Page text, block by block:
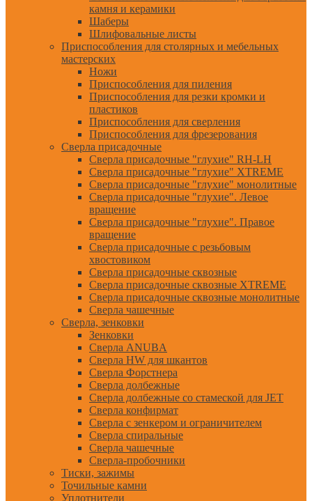
камня и керамики
Шаберы
Шлифовальные листы
Приспособления для столярных и мебельных
мастерских
Ножи
Приспособления для пиления
Приспособления для резки кромки и
пластиков
Приспособления для сверления
Приспособления для фрезерования
Сверла присадочные
Сверла присадочные "глухие" RH-LH
Сверла присадочные "глухие" XTREME
Сверла присадочные "глухие" монолитные
Сверла присадочные "глухие". Левое
вращение
Сверла присадочные "глухие". Правое
вращение
Сверла присадочные с резьбовым
хвостовиком
Сверла присадочные сквозные
Сверла присадочные сквозные XTREME
Сверла присадочные сквозные монолитные
Сверла чашечные
Сверла, зенковки
Зенковки
Сверла ANUBA
Сверла HW для шкантов
Сверла Форстнера
Сверла долбежные
Сверла долбежные со стамеской для JET
Сверла конфирмат
Сверла с зенкером и ограничителем
Сверла спиральные
Сверла чашечные
Сверла-пробочники
Тиски, зажимы
Точильные камни
Уплотнители